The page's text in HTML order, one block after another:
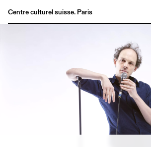
Centre culturel suisse. Paris